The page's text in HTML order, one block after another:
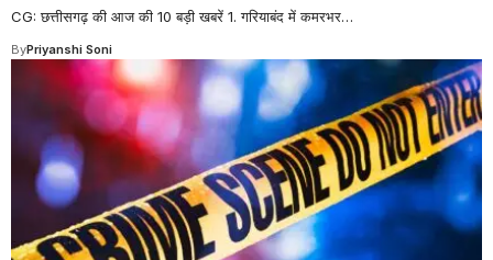
CG: छत्तीसगढ़ की आज की 10 बड़ी खबरें 1. गरियाबंद में कमरभर…
ByPriyanshi Soni